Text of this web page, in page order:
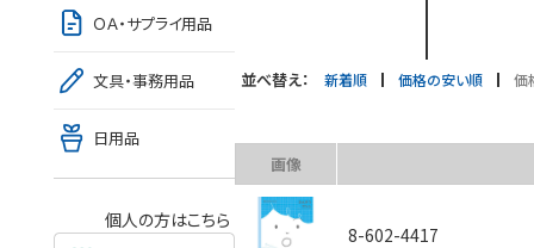
並べ替え： 新着順 価格の安い順 価
画像
8-602-4417
ＯＡ・サプライ用品
文具・事務用品
日用品
個人の方はこちら